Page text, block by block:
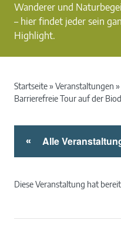
Wanderer und
– hier findet jeder sein
Highlight.
Startseite» Veranstaltungen »
Barrierefreie Tour auf der
« Alle
Diese Veranstaltung hat